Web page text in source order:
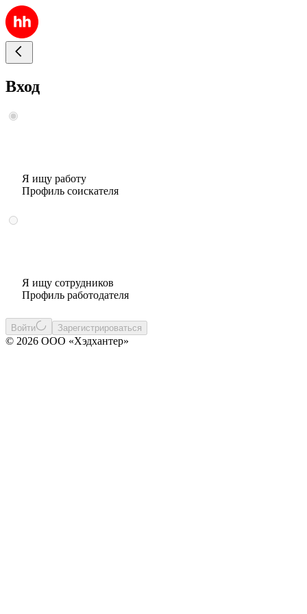
Вход
Я ищу работу
Профиль соискателя
Я ищу сотрудников
Профиль работодателя
Войти Зарегистрироваться
© 2026 ООО «Хэдхантер»